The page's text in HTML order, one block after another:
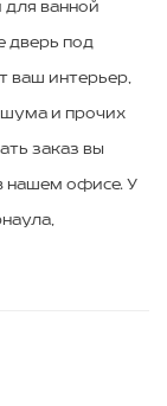
для ванной
дверь под
ваш интерьер,
и прочих
заказ вы
нашем офисе. У